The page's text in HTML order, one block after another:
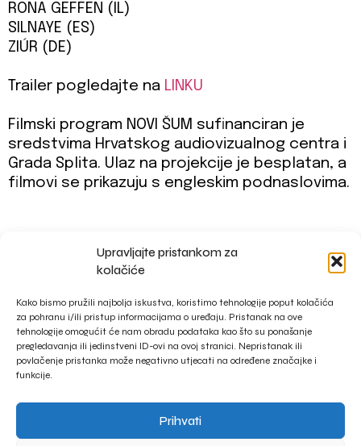
Upravljajte pristankom za
kolačiće
Kako bismo pružili najbolja iskustva, koristimo tehnologije poput kolačića
za pohranu i/ili pristup informacijama o uređaju. Pristanak na ove
tehnologije omogućit će nam obradu podataka kao što su ponašanje
pregledavanja ili jedinstveni ID-ovi na ovoj stranici. Nepristanak ili
povlačenje pristanka može negativno utjecati na određene značajke i
funkcije.
Prihvati
RONA GEFFEN (IL)
SILNAYE (ES)
ZIÚR (DE)
Trailer pogledajte na LINKU
Filmski program NOVI ŠUM sufinanciran je
sredstvima Hrvatskog audiovizualnog centra i
Grada Splita. Ulaz na projekcije je besplatan, a
filmovi se prikazuju s engleskim podnaslovima.
impressum
privacy policy